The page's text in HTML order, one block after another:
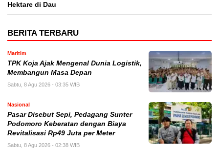
Hektare di Dau
BERITA TERBARU
Maritim
TPK Koja Ajak Mengenal Dunia Logistik,
Membangun Masa Depan
Sabtu, 8 Agu 2026 - 03:35 WIB
Nasional
Pasar Disebut Sepi, Pedagang Sunter
Podomoro Keberatan dengan Biaya
Revitalisasi Rp49 Juta per Meter
Sabtu, 8 Agu 2026 - 02:38 WIB